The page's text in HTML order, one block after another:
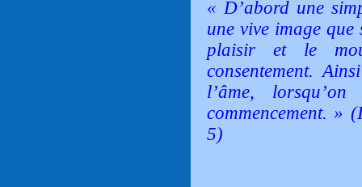
« D’abord une
une vive image
plaisir et le
consentement.
l’âme,
commencement. »
5)